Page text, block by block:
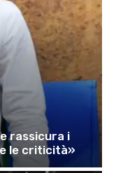
rassicura i
le criticità»